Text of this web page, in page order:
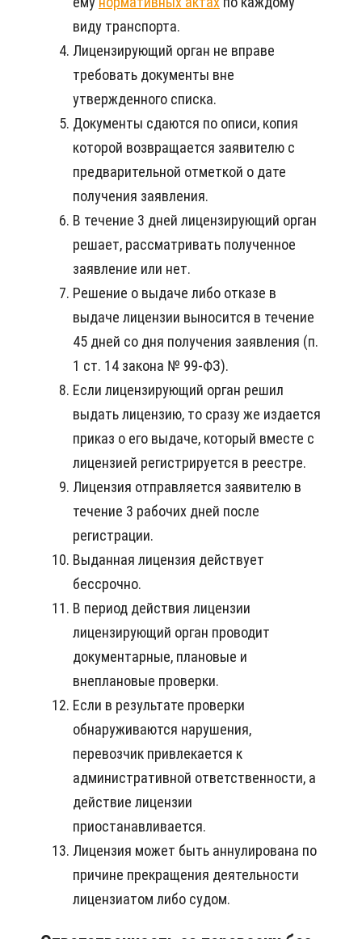
виду транспорта.
Лицензирующий орган не вправе
требовать документы вне
утвержденного списка.
Документы сдаются по описи, копия
которой возвращается заявителю с
предварительной отметкой о дате
получения заявления.
В течение 3 дней лицензирующий орган
решает, рассматривать полученное
заявление или нет.
Решение о выдаче либо отказе в
выдаче лицензии выносится в течение
45 дней со дня получения заявления (п.
1 ст. 14 закона № 99-ФЗ).
Если лицензирующий орган решил
выдать лицензию, то сразу же издается
приказ о его выдаче, который вместе с
лицензией регистрируется в реестре.
Лицензия отправляется заявителю в
течение 3 рабочих дней после
регистрации.
Выданная лицензия действует
бессрочно.
В период действия лицензии
лицензирующий орган проводит
документарные, плановые и
внеплановые проверки.
Если в результате проверки
обнаруживаются нарушения,
перевозчик привлекается к
административной ответственности, а
действие лицензии
приостанавливается.
Лицензия может быть аннулирована по
причине прекращения деятельности
лицензиатом либо судом.